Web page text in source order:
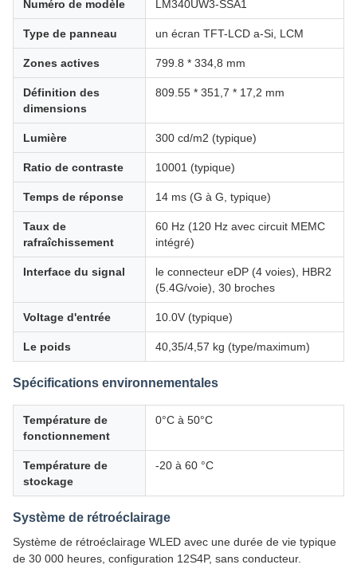
Numéro de modèle LM340UW3-SSA1
Type de panneau un écran TFT-LCD a-Si, LCM
Zones actives 799.8 * 334,8 mm
Définition des
dimensions
809.55 * 351,7 * 17,2 mm
Lumière 300 cd/m2 (typique)
Ratio de contraste 10001 (typique)
Temps de réponse 14 ms (G à G, typique)
Taux de
rafraîchissement
60 Hz (120 Hz avec circuit MEMC
intégré)
Interface du signal
le connecteur eDP (4 voies), HBR2
(5.4G/voie), 30 broches
Voltage d'entrée 10.0V (typique)
Le poids 40,35/4,57 kg (type/maximum)
Spécifications environnementales
Température de
fonctionnement
0°C à 50°C
Température de
stockage
-20 à 60 °C
Système de rétroéclairage
Système de rétroéclairage WLED avec une durée de vie typique
de 30 000 heures, configuration 12S4P, sans conducteur.